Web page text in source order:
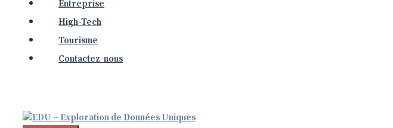
Entreprise
High-Tech
Tourisme
Contactez-nous